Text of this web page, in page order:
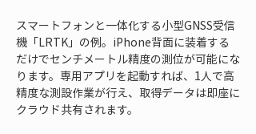
スマートフォンと一体化する小型GNSS受信
機「LRTK」の例。iPhone背面に装着する
だけでセンチメートル精度の測位が可能にな
ります。専用アプリを起動すれば、1人で高
精度な測設作業が行え、取得データは即座に
クラウド共有されます。